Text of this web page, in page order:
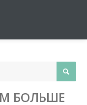
БОЛЬШЕ